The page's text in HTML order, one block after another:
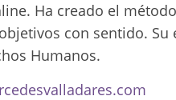
Ha creado el
con sentido.
Humanos.